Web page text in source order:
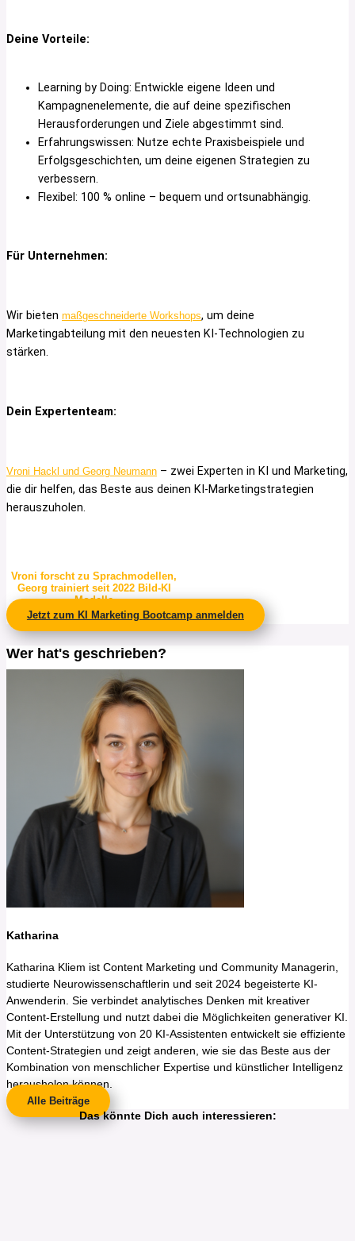
Deine Vorteile:
Learning by Doing: Entwickle eigene Ideen und
Kampagnenelemente, die auf deine spezifischen
Herausforderungen und Ziele abgestimmt sind.
Erfahrungswissen: Nutze echte Praxisbeispiele und
Erfolgsgeschichten, um deine eigenen Strategien zu
verbessern.
Flexibel: 100 % online – bequem und ortsunabhängig.
Für Unternehmen:
Wir bieten maßgeschneiderte Workshops, um deine
Marketingabteilung mit den neuesten KI-Technologien zu
stärken.
Dein Expertenteam:
Vroni Hackl und Georg Neumann – zwei Experten in KI und Marketing,
die dir helfen, das Beste aus deinen KI-Marketingstrategien
herauszuholen.
Vroni forscht zu Sprachmodellen,
Georg trainiert seit 2022 Bild-KI
Modelle
Jetzt zum KI Marketing Bootcamp anmelden
Wer hat's geschrieben?
Katharina
Katharina Kliem ist Content Marketing und Community Managerin,
studierte Neurowissenschaftlerin und seit 2024 begeisterte KI-
Anwenderin. Sie verbindet analytisches Denken mit kreativer
Content-Erstellung und nutzt dabei die Möglichkeiten generativer KI.
Mit der Unterstützung von 20 KI-Assistenten entwickelt sie effiziente
Content-Strategien und zeigt anderen, wie sie das Beste aus der
Kombination von menschlicher Expertise und künstlicher Intelligenz
herausholen können.
Alle Beiträge
Das könnte Dich auch interessieren: